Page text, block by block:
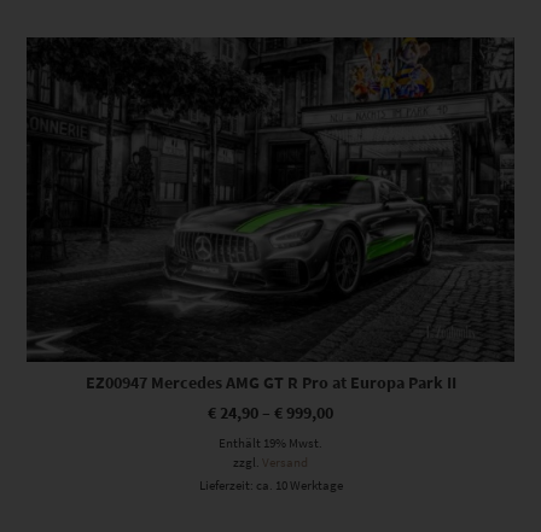
Dieses Produkt weist mehrere Varianten auf. Die Optionen können auf der Produktseite gewählt werden
EZ00947 Mercedes AMG GT R Pro at Europa Park II
€ 24,90 – € 999,00
Enthält 19% Mwst.
zzgl. Versand
Lieferzeit: ca. 10 Werktage